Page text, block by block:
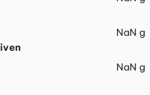
NaN g
NaN g